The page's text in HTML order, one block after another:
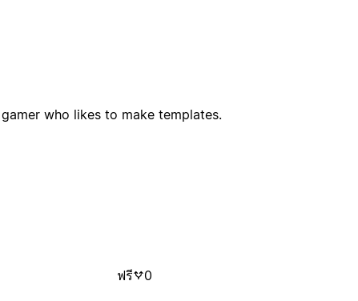
who likes to make templates.
ฟรี 0